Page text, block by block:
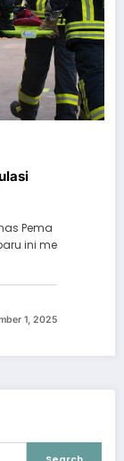
Pema
ini me
1, 2025